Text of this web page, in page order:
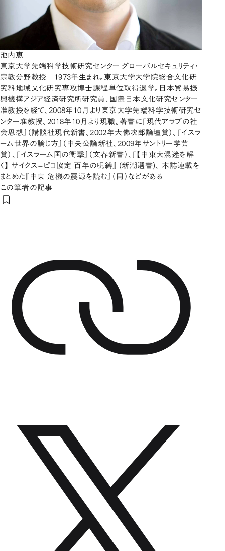
池内恵
東京大学先端科学技術研究センター グローバルセキュリティ・
宗教分野教授 1973年生まれ。東京大学大学院総合文化研
究科地域文化研究専攻博士課程単位取得退学。日本貿易振
興機構アジア経済研究所研究員、国際日本文化研究センター
准教授を経て、2008年10月より東京大学先端科学技術研究セ
ンター准教授、2018年10月より現職。著書に『現代アラブの社
会思想』（講談社現代新書、2002年大佛次郎論壇賞）、『イスラ
ーム世界の論じ方』（中央公論新社、2009年サントリー学芸
賞）、『イスラーム国の衝撃』（文春新書）、『【中東大混迷を解
く】 サイクス=ピコ協定 百年の呪縛』 (新潮選書)、 本誌連載を
まとめた『中東 危機の震源を読む』（同）などがある
この筆者の記事